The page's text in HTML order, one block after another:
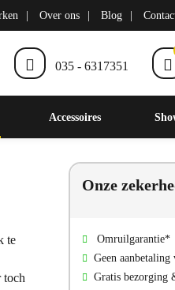
Over ons Blog
035 - 6317351
Accessoires
te
toch
Onze
Omruilgarantie*
Geen aanbetaling
Gratis bezorging